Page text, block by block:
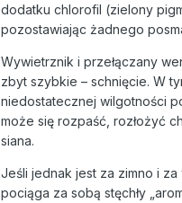
dodatku chlorofil (zielony
pozostawiając żadnego
Wywietrznik i przełączany
zbyt szybkie – schnięcie. W
niedostatecznej wilgotności
może się rozpaść, rozłożyć
siana.
Jeśli jednak jest za zimno i
pociąga za sobą stęchły